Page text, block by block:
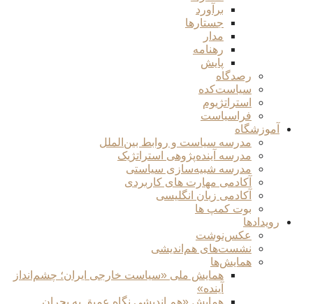
برآورد
جستارها
مدار
رهنامه
پایش
رصدگاه
سیاست‌کده
استراتژیوم
فراسیاست
آموزشگاه
مدرسه سیاست و روابط بین‌الملل
مدرسه آینده‌پژوهی استراتژیک
مدرسه شبیه‌سازی سیاستی
آکادمی مهارت های کاربردی
آکادمی زبان انگلیسی
بوت کمپ ها
رویدادها
عکس‌نوشت
نشست‌های هم‌اندیشی
همایش‌ها
همایش ملی «سیاست خارجی ایران؛ چشم‌انداز
آینده»
همایش «هم اندیشی نگاه عمیق به بحران